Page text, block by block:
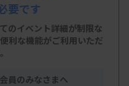
要です
のイベント詳細が制限な
利な機能がご利用いただ
員のみなさまへ